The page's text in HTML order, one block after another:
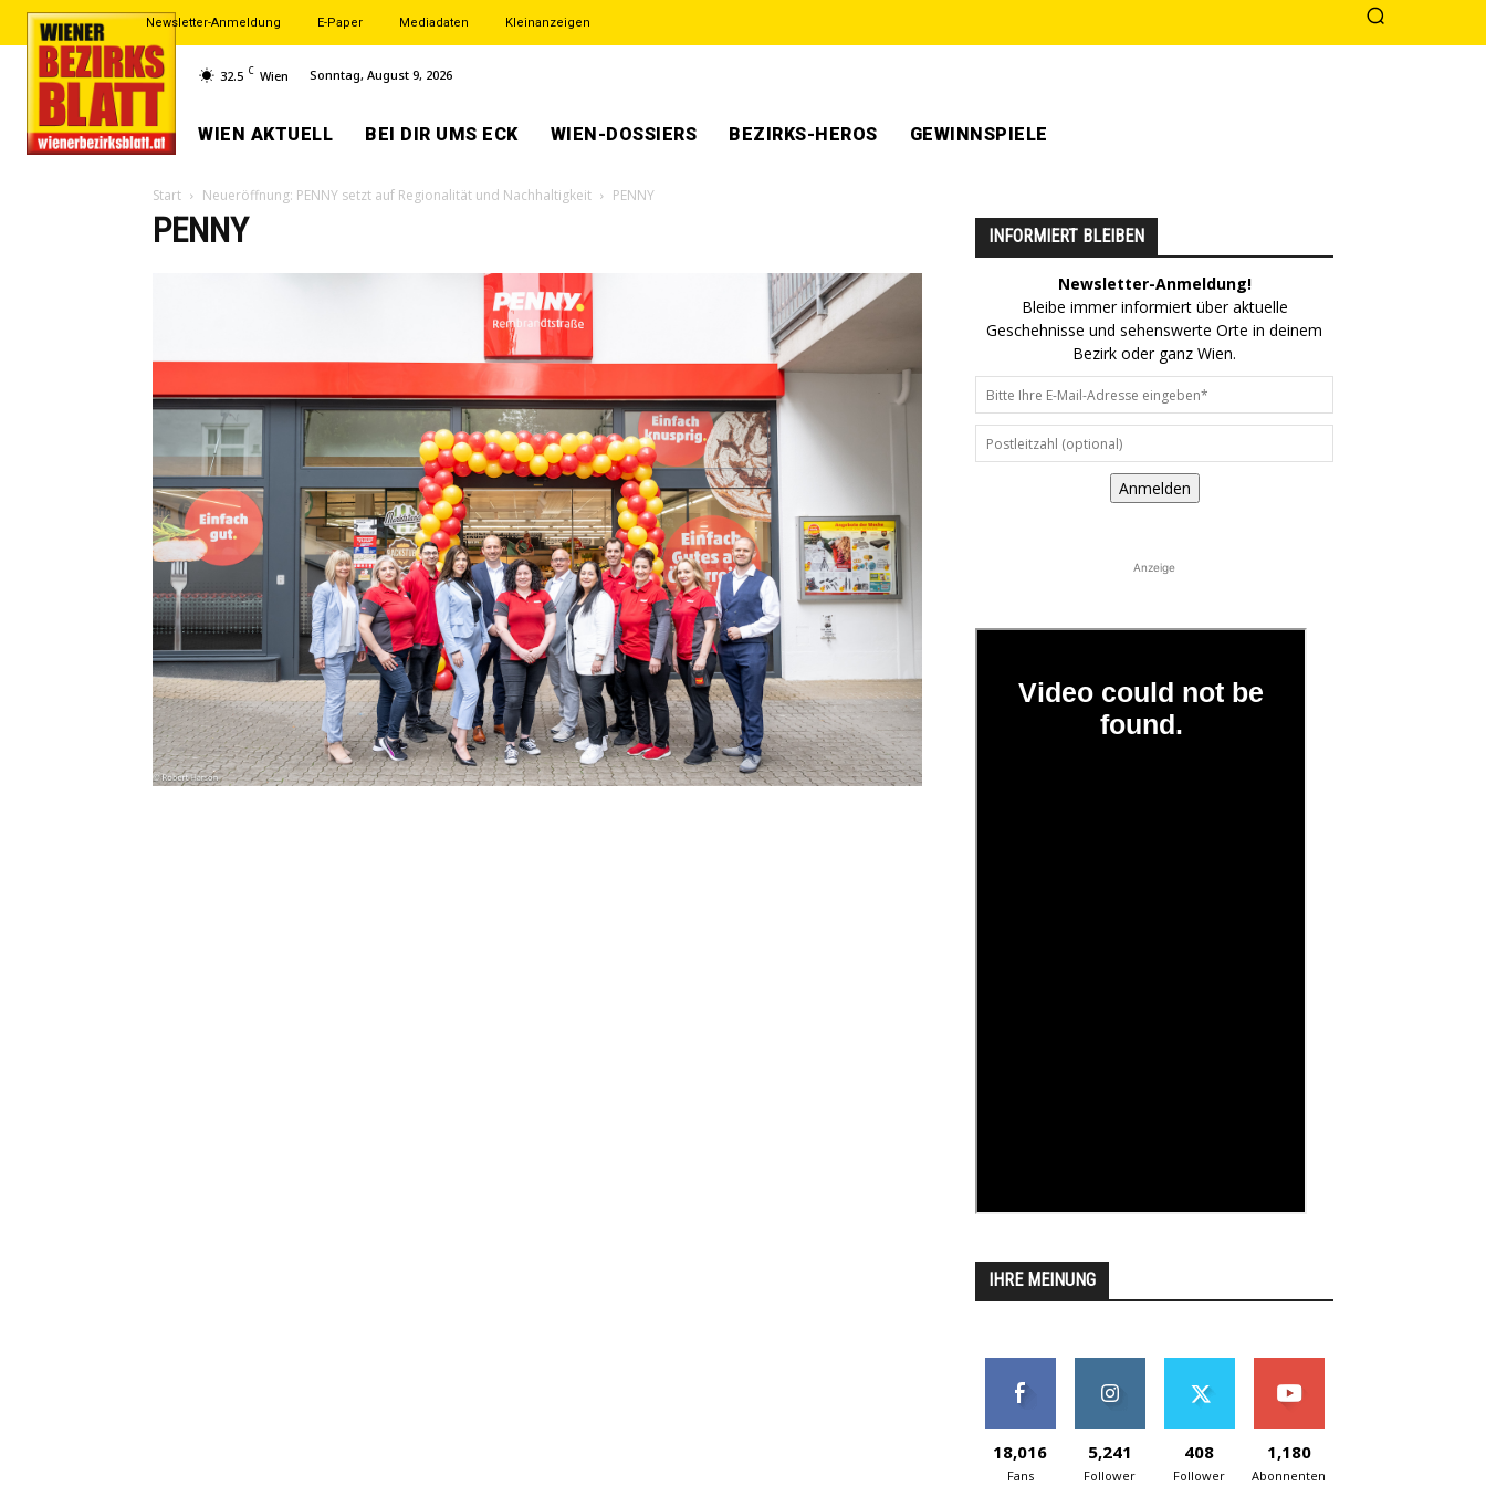
Newsletter-Anmeldung E-Paper Mediadaten Kleinanzeigen
32.5 C Wien Sonntag, August 9, 2026
WIEN AKTUELL BEI DIR UMS ECK WIEN-DOSSIERS BEZIRKS-HEROS GEWINNSPIELE
Start Neueröffnung: PENNY setzt auf Regionalität und Nachhaltigkeit PENNY
PENNY INFORMIERT BLEIBEN
Newsletter-Anmeldung!
Bleibe immer informiert über aktuelle
Geschehnisse und sehenswerte Orte in deinem
Bezirk oder ganz Wien.
Anmelden
Anzeige
IHRE MEINUNG
18,016
Fans
5,241
Follower
408
Follower
1,180
Abonnenten